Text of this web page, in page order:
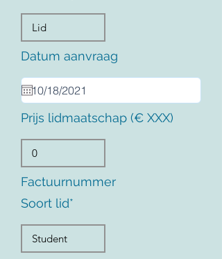
Datum aanvraag
Prijs lidmaatschap (€ XXX)
Factuurnummer
Soort lid*